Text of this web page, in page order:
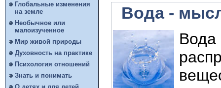
Глобальные изменения
на земле
Необычное или
малоизученное
Мир живой природы
Духовность на практике
Психология отношений
Знать и понимать
Вода -
Вода